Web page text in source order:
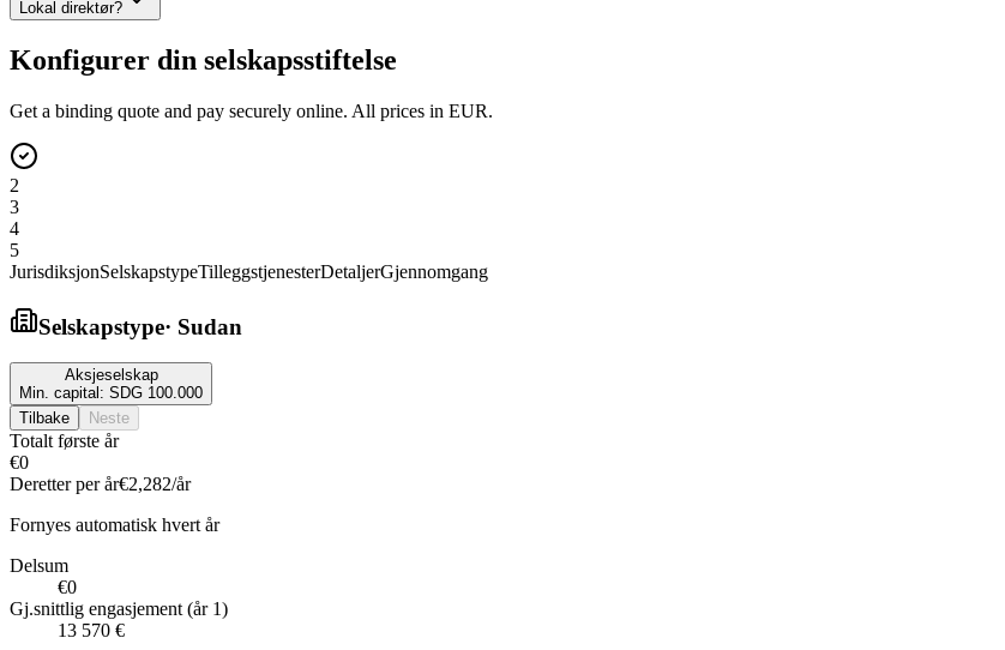
Lokal direktør?
Konfigurer din selskapsstiftelse
Get a binding quote and pay securely online. All prices in EUR.
2
3
4
5
JurisdiksjonSelskapstypeTilleggstjenesterDetaljerGjennomgang
Selskapstype· Sudan
Aksjeselskap
Min. capital: SDG 100.000
Tilbake
Neste
Totalt første år
€0
Deretter per år€2,282/år
Fornyes automatisk hvert år
Delsum
€0
Gj.snittlig engasjement (år 1)
13 570 €